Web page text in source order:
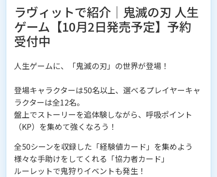
ラヴィットで紹介│鬼滅の刃 人生
ゲーム【10月2日発売予定】予約
受付中
人生ゲームに、「鬼滅の刃」の世界が登場！
登場キャラクターは50名以上、選べるプレイヤーキャ
ラクターは全12名。
盤上でストーリーを追体験しながら、呼吸ポイント
（KP）を集めて強くなろう！
全50シーンを収録した「経験値カード」を集めよう
様々な手助けをしてくれる「協力者カード」
ルーレットで鬼狩りイベントも発生！